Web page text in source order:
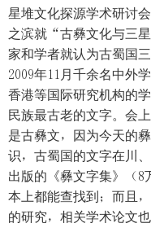
星堆文化探源学术研讨
之滨就“古彝文化与三
家和学者就认为古蜀国
2009年11月千余名中外
香港等国际研究机构的
民族最古老的文字。会
是古彝文，因为今天的
识，古蜀国的文字在川
出版的《彝文字集》（8
本上都能查找到；而且
的研究，相关学术论文也